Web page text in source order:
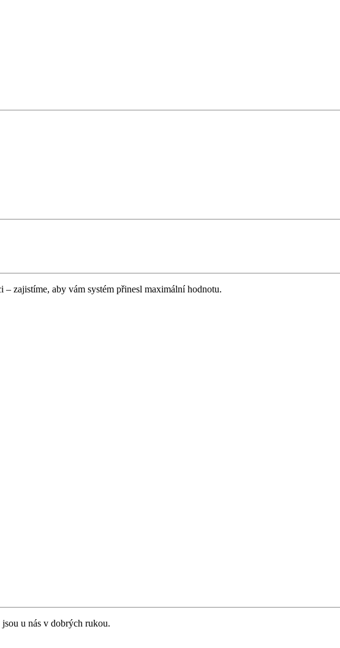
zajistíme, aby vám systém přinesl maximální hodnotu.
u nás v dobrých rukou.